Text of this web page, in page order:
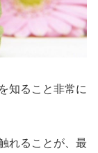
知ること非常に
れることが、最